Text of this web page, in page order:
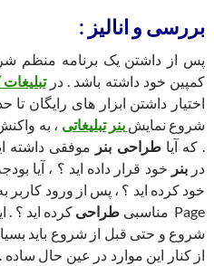
بررسی و انالیز :
پس از داشتن یک برنامه منظم
کمپین خود داشته باشد . در
اختیار داشتن ابزار های رایگان
شروع نمایش بنر تبلیغاتی ، به
. که آیاطراحی بنر موفقی داشته
دربنر خود قرار داده اید ؟ ، آیا
Page مناسبی
طراحی کرده اید ؟ .
شروع و حتی قبل از شروع باید
از کنار این موارد در عین حال ساده